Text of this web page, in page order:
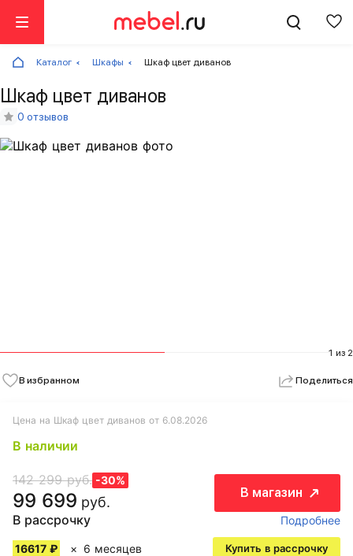
Каталог Шкафы Шкаф цвет диванов
Шкаф цвет диванов
0 отзывов
1 из 2
В избранном Поделиться
Цена на Шкаф цвет диванов от 6.08.2026
В наличии
142 299 руб. -30%
99 699 руб.
В магазин
В рассрочку Подробнее
16617 ₽ 6 месяцев Купить в рассрочку